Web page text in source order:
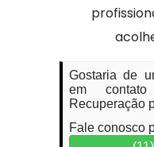
Gostaria de
em
Recuperação
Fale conosco